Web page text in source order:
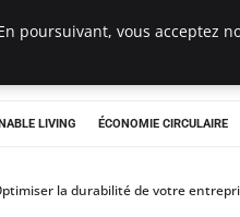
LIVING ÉCONOMIE CIRCULAIRE
la durabilité de votre
poursuivant, vous acceptez